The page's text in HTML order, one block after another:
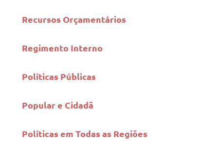
Recursos Orçamentários
Regimento Interno
Políticas Públicas
Popular e Cidadã
Políticas em Todas as Regiões